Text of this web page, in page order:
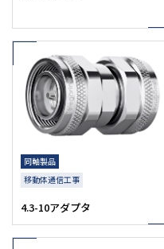
同軸製品
移動体通信工事
4.3-10アダプタ